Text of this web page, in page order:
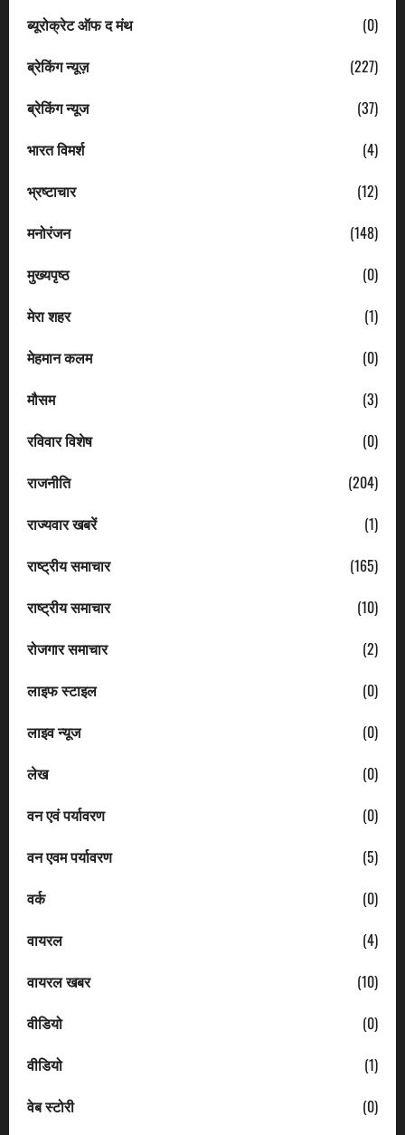
ब्यूरोक्रेट ऑफ द मंथ
(0)
ब्रेकिंग न्यूज़
(227)
ब्रेकिंग न्यूज
(37)
भारत विमर्श
(4)
भ्रष्टाचार
(12)
मनोरंजन
(148)
मुख्यपृष्ठ
(0)
मेरा शहर
(1)
मेहमान कलम
(0)
मौसम
(3)
रविवार विशेष
(0)
राजनीति
(204)
राज्यवार खबरें
(1)
राष्ट्रीय समाचार
(165)
राष्ट्रीय समाचार
(10)
रोजगार समाचार
(2)
लाइफ स्टाइल
(0)
लाइव न्यूज
(0)
लेख
(0)
वन एवं पर्यावरण
(0)
वन एवम पर्यावरण
(5)
वर्क
(0)
वायरल
(4)
वायरल खबर
(10)
वीडियो
(0)
वीडियो
(1)
वेब स्टोरी
(0)